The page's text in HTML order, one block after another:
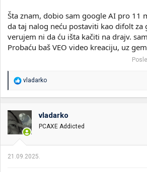
Šta znam, dobio sam google AI pro 11
da taj nalog neću postaviti kao difolt za
verujem ni da ću išta kačiti na drajv.
Probaću baš VEO video kreaciju, uz
R
o
v
a
n
:
vladarko
vladarko
PCAXE Addicted
21.09.2025.